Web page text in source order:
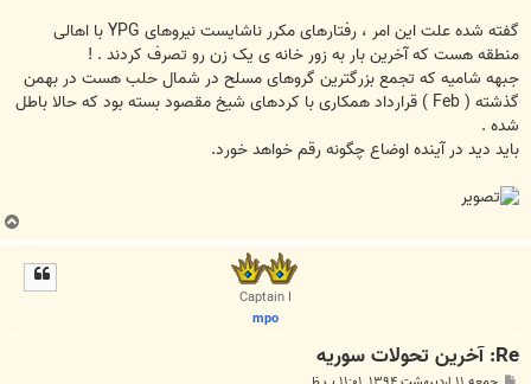
ﮔﻔﺘﻪ ﺷﺪﻩ ﻋﻠﺖ ﺍﯾﻦ ﺍﻣﺮ ، ﺭﻓﺘﺎﺭﻫﺎﯼ ﻣﮑﺮﺭ ﻧﺎﺷﺎﯾﺴﺖ ﻧﯿﺮﻭﻫﺎﯼ YPG ﺑﺎ ﺍﻫﺎﻟﯽ
ﻣﻨﻄﻘﻪ ﻫﺴﺖ ﮐﻪ ﺁﺧﺮﯾﻦ ﺑﺎﺭ ﺑﻪ ﺯﻭﺭ ﺧﺎﻧﻪ ﯼ ﯾﮏ ﺯﻥ ﺭﻭ ﺗﺼﺮﻑ ﮐﺮﺩﻧﺪ . !
ﺟﺒﻬﻪ ﺷﺎﻣﯿﻪ ﮐﻪ ﺗﺠﻤﻊ ﺑﺰﺭﮔﺘﺮﯾﻦ ﮔﺮﻭﻫﺎﯼ ﻣﺴﻠﺢ ﺩﺭ ﺷﻤﺎﻝ ﺣﻠﺐ ﻫﺴﺖ ﺩﺭ ﺑﻬﻤﻦ
ﮔﺬﺷﺘﻪ ‏( Feb ‏) ﻗﺮﺍﺭﺩﺍﺩ ﻫﻤﮑﺎﺭﯼ ﺑﺎ ﮐﺮﺩﻫﺎﯼ ﺷﯿﺦ ﻣﻘﺼﻮﺩ ﺑﺴﺘﻪ ﺑﻮﺩ ﮐﻪ ﺣﺎﻻ ﺑﺎﻃﻞ
ﺷﺪﻩ .
ﺑﺎﯾﺪ ﺩﯾﺪ ﺩﺭ ﺁﯾﻨﺪﻩ ﺍﻭﺿﺎﻉ ﭼﮕﻮﻧﻪ ﺭﻗﻢ ﺧﻮﺍﻫﺪ ﺧﻮﺭﺩ.
ب
ا
Captain I
mpo
Re: آخرين تحولات سوريه